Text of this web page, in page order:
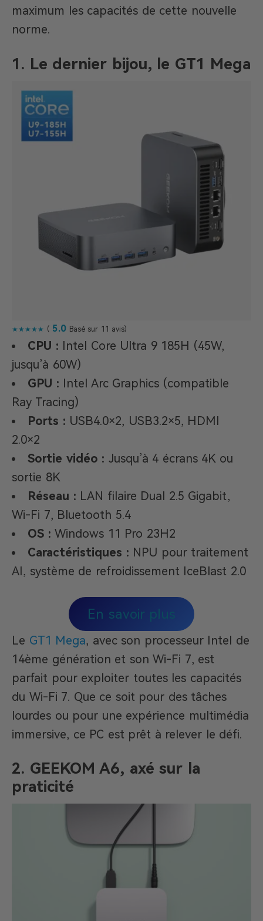
maximum les capacités de cette nouvelle
norme.
1. Le dernier bijou, le GT1 Mega
★★★★★ (5.0 Basé sur 11 avis)
CPU : Intel Core Ultra 9 185H (45W,
jusqu’à 60W)
GPU : Intel Arc Graphics (compatible
Ray Tracing)
Ports : USB4.0×2, USB3.2×5, HDMI
2.0×2
Sortie vidéo : Jusqu’à 4 écrans 4K ou
sortie 8K
Réseau : LAN filaire Dual 2.5 Gigabit,
Wi-Fi 7, Bluetooth 5.4
OS : Windows 11 Pro 23H2
Caractéristiques : NPU pour traitement
AI, système de refroidissement IceBlast 2.0
En savoir plus
Le GT1 Mega, avec son processeur Intel de
14ème génération et son Wi-Fi 7, est
parfait pour exploiter toutes les capacités
du Wi-Fi 7. Que ce soit pour des tâches
lourdes ou pour une expérience multimédia
immersive, ce PC est prêt à relever le défi.
2. GEEKOM A6, axé sur la
praticité